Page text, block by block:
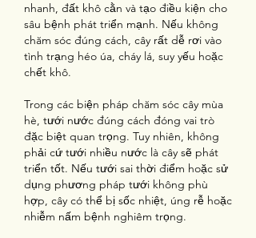
nhanh, đất khô cằn và tạo điều kiện cho
sâu bệnh phát triển mạnh. Nếu không
chăm sóc đúng cách, cây rất dễ rơi vào
tình trạng héo úa, cháy lá, suy yếu hoặc
chết khô.
Trong các biện pháp chăm sóc cây mùa
hè, tưới nước đúng cách đóng vai trò
đặc biệt quan trọng. Tuy nhiên, không
phải cứ tưới nhiều nước là cây sẽ phát
triển tốt. Nếu tưới sai thời điểm hoặc sử
dụng phương pháp tưới không phù
hợp, cây có thể bị sốc nhiệt, úng rễ hoặc
nhiễm nấm bệnh nghiêm trọng.